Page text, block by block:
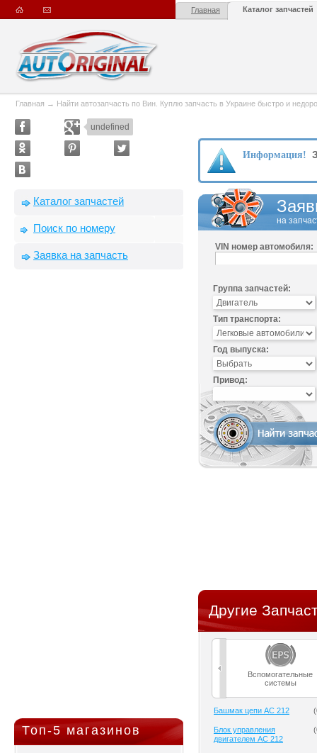
Главная Каталог запчастей
Главная → Найти автозапчасть по Вин. Куплю запчасть в Украине быстро и
undefined
Каталог запчастей
Поиск по номеру
Заявка на запчасть
Топ-5 магазинов
Информация!
на
VIN номер автомобиля:
Группа запчастей:
Тип транспорта:
Год выпуска:
Привод:
Другие
Вспомогательные
системы
Башмак цепи AC 212 (
Блок управления
двигателем AC 212
(